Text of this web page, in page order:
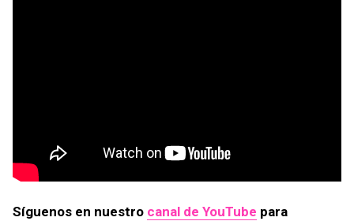
Síguenos en nuestro canal de YouTube para